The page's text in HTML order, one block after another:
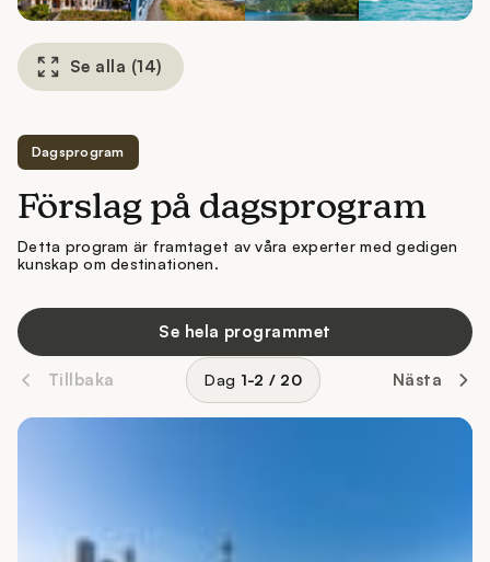
Se alla (14)
Dagsprogram
Förslag på dagsprogram
Detta program är framtaget av våra experter med gedigen
kunskap om destinationen.
Tillbaka Dag 1-2 / 20 Nästa
Se hela programmet